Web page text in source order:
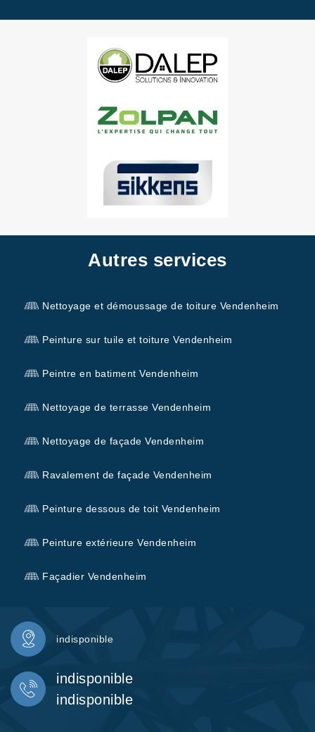
Autres services
Nettoyage et démoussage de toiture Vendenheim
Peinture sur tuile et toiture Vendenheim
Peintre en batiment Vendenheim
Nettoyage de terrasse Vendenheim
Nettoyage de façade Vendenheim
Ravalement de façade Vendenheim
Peinture dessous de toit Vendenheim
Peinture extérieure Vendenheim
Façadier Vendenheim
indisponible
indisponible
indisponible